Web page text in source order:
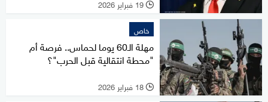
l 19 فبراير 2026
خاص
مهلة الـ60 يوما لحماس.. فرصة أم
"محطة انتقالية قبل الحرب"؟
l 18 فبراير 2026